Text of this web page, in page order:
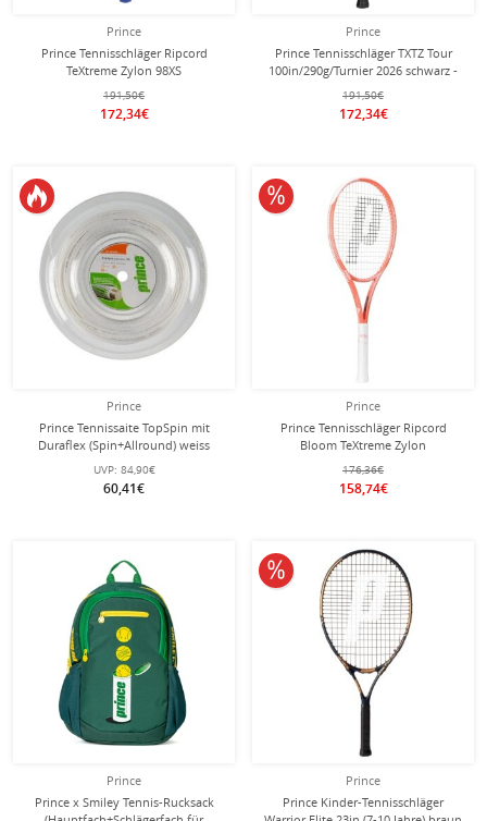
Prince
Prince Tennisschläger Ripcord
TeXtreme Zylon 98XS
unbesaitet -
191,50€
172,34€
Prince
Prince Tennisschläger TXTZ Tour
100in/290g/Turnier 2026 schwarz -
191,50€
172,34€
Prince
Prince Tennissaite TopSpin mit
Duraflex (Spin+Allround) weiss
UVP: 84,90€
60,41€
Prince
Prince Tennisschläger Ripcord
Bloom TeXtreme Zylon
unbesaitet -
176,36€
158,74€
10% reduziert
Prince
Prince x Smiley Tennis-Rucksack
Prince
Prince Kinder-Tennisschläger
10% reduziert